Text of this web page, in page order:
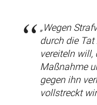
„Wegen
durch die
vereiteln will,
Maßnahme
gegen ihn
vollstreckt